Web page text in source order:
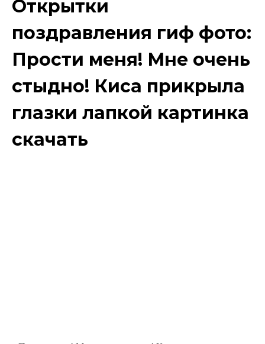
Открытки
поздравления гиф фото:
Прости меня! Мне очень
стыдно! Киса прикрыла
глазки лапкой картинка
скачать